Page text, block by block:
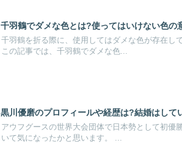
千羽鶴でダメな色とは?使ってはいけない色の
千羽鶴を折る際に、使用してはダメな色が存在し
この記事では、千羽鶴でダメな色...
黒川優磨のプロフィールや経歴は?結婚はして
アウフグースの世界大会団体で日本勢として初優
いて気になったかと思います。 ...